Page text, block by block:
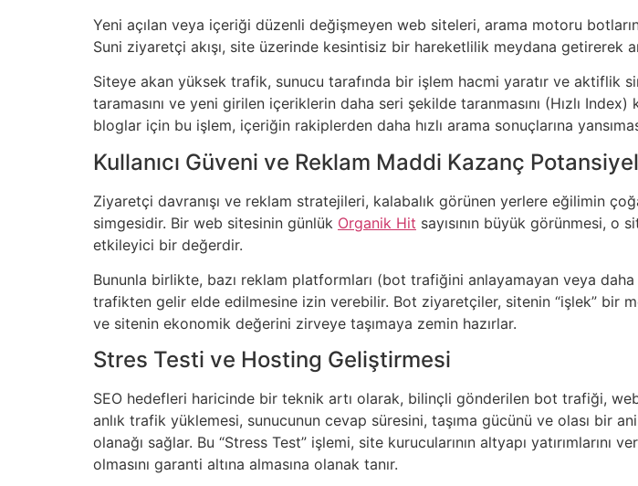
Yeni açılan veya içeriği düzenli değişmeyen web siteleri, arama motoru
Suni ziyaretçi akışı, site üzerinde kesintisiz bir hareketlilik meydana getirerek
Siteye akan yüksek trafik, sunucu tarafında bir işlem hacmi yaratır ve aktiflik
taramasını ve yeni girilen içeriklerin daha seri şekilde taranmasını (Hızlı
bloglar için bu işlem, içeriğin rakiplerden daha hızlı arama sonuçlarına
Kullanıcı Güveni ve Reklam Maddi Kazanç
Ziyaretçi davranışı ve reklam stratejileri, kalabalık görünen yerlere eğilimin
simgesidir. Bir web sitesinin günlük Organik Hit sayısının büyük görünmesi,
etkileyici bir değerdir.
Bununla birlikte, bazı reklam platformları (bot trafiğini anlayamayan veya
trafikten gelir elde edilmesine izin verebilir. Bot ziyaretçiler, sitenin “işlek” bir
ve sitenin ekonomik değerini zirveye taşımaya zemin hazırlar.
Stres Testi ve Hosting Geliştirmesi
SEO hedefleri haricinde bir teknik artı olarak, bilinçli gönderilen bot trafiği,
anlık trafik yüklemesi, sunucunun cevap süresini, taşıma gücünü ve olası bir
olanağı sağlar. Bu “Stress Test” işlemi, site kurucularının altyapı
olmasını garanti altına almasına olanak tanır.